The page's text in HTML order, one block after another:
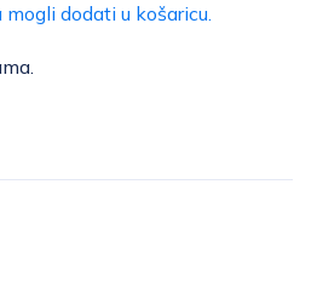
dodati u košaricu.